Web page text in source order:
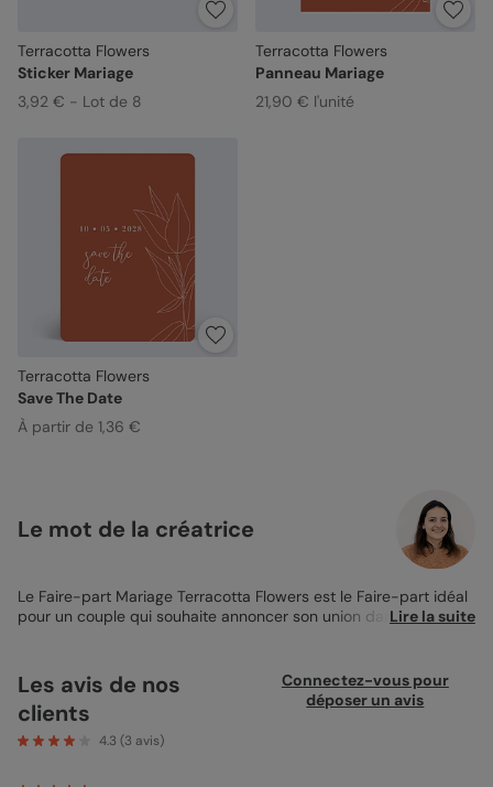
Terracotta Flowers
Sticker Mariage
3,92 € - Lot de 8
Terracotta Flowers
Panneau Mariage
21,90 € l'unité
Terracotta Flowers
Save The Date
À partir de 1,36 €
Le mot de la créatrice
Le Faire-part Mariage Terracotta Flowers est le Faire-part idéal
pour un couple qui souhaite annoncer son union dans une
typographie moderne et un format qui permet d’accueillir
toutes les informations importantes concernant votre mariage.
Vous annoncez ainsi de la plus jolie des façons votre union.
Rendez ce Faire-part d’autant plus personnel en le
Lire la suite
Les avis de nos
clients
4.3 (3 avis)
Connectez-vous pour
déposer un avis